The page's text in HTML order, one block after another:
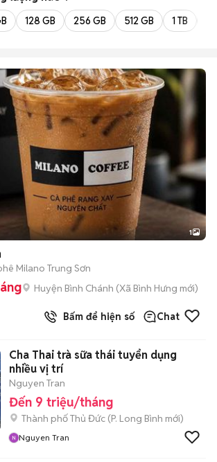
128 GB 256 GB 512 GB 1 TB
1
Milano Trung Sơn
Huyện Bình Chánh (Xã Bình Hưng mới)
Bấm để hiện số Chat
Cha Thai trà sữa thái tuyển dụng
nhiều vị trí
Nguyen Tran
Đến 9 triệu/tháng
Thành phố Thủ Đức (P. Long Bình mới)
Nguyen Tran